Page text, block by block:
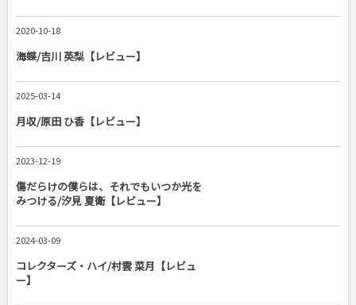
2020-10-18
海蝶/吉川 英梨【レビュー】
2025-03-14
月収/原田 ひ香【レビュー】
2023-12-19
傷だらけの僕らは、それでもいつか光を
みつける/汐見 夏衛【レビュー】
2024-03-09
コレクターズ・ハイ/村雲 菜月【レビュ
ー】